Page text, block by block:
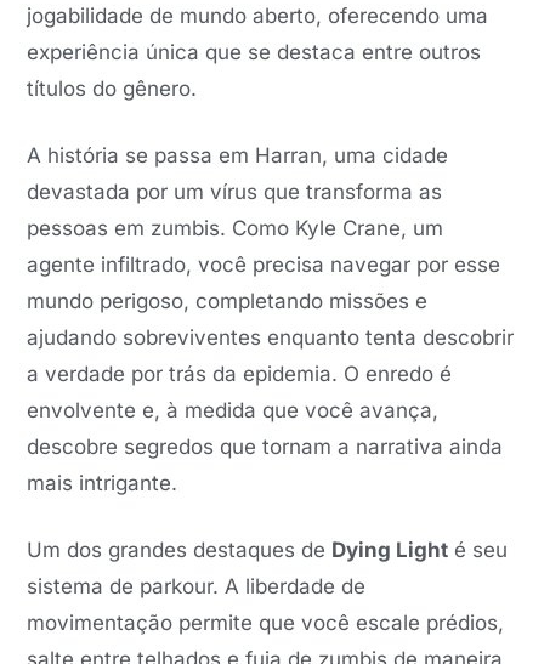
jogabilidade de mundo aberto, oferecendo uma
experiência única que se destaca entre outros
títulos do gênero.
A história se passa em Harran, uma cidade
devastada por um vírus que transforma as
pessoas em zumbis. Como Kyle Crane, um
agente infiltrado, você precisa navegar por esse
mundo perigoso, completando missões e
ajudando sobreviventes enquanto tenta descobrir
a verdade por trás da epidemia. O enredo é
envolvente e, à medida que você avança,
descobre segredos que tornam a narrativa ainda
mais intrigante.
Um dos grandes destaques de Dying Light é seu
sistema de parkour. A liberdade de
movimentação permite que você escale prédios,
salte entre telhados e fuja de zumbis de maneira